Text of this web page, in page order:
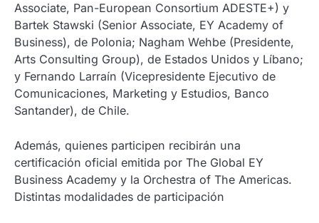
Associate, Pan-European Consortium ADESTE+) y
Bartek Stawski (Senior Associate, EY Academy of
Business), de Polonia; Nagham Wehbe (Presidente,
Arts Consulting Group), de Estados Unidos y Líbano;
y Fernando Larraín (Vicepresidente Ejecutivo de
Comunicaciones, Marketing y Estudios, Banco
Santander), de Chile.
Además, quienes participen recibirán una
certificación oficial emitida por The Global EY
Business Academy y la Orchestra of The Americas.
Distintas modalidades de participación